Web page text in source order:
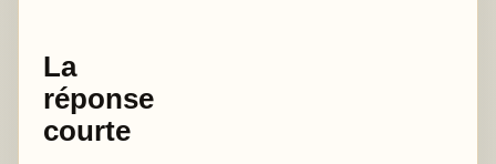
La
réponse
courte